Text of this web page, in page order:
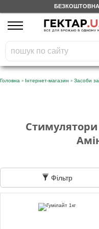
БЕЗКОШТОВНА
На вашому
бонусному рахунку
Безкоштовно по
Категорії
Доставка
Головна » Інтернет-магазин » Засоби
Стимулятори
Фільтр